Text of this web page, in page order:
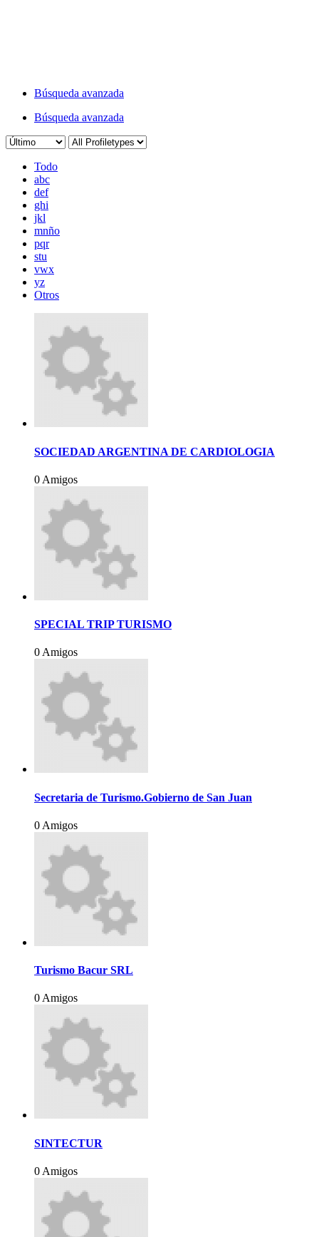
Búsqueda avanzada
Búsqueda avanzada
Todo
abc
def
ghi
jkl
mnño
pqr
stu
vwx
yz
Otros
SOCIEDAD ARGENTINA DE CARDIOLOGIA
0 Amigos
SPECIAL TRIP TURISMO
0 Amigos
Secretaria de Turismo.Gobierno de San Juan
0 Amigos
Turismo Bacur SRL
0 Amigos
SINTECTUR
0 Amigos